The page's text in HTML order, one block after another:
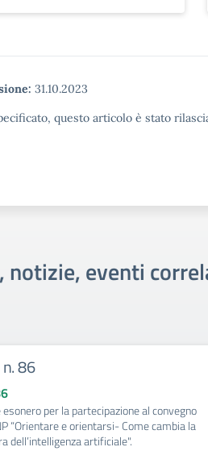
31.10.2023
questo articolo è stato
notizie, eventi
86
esonero per la partecipazione al convegno
“Orientare e orientarsi- Come cambia la
dell’intelligenza artificiale".